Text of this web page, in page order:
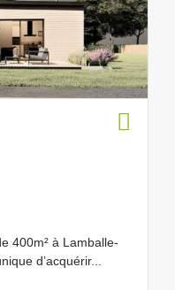
400m² à Lamballe-
d’acquérir...